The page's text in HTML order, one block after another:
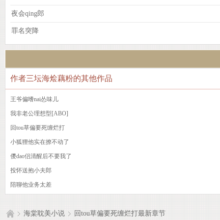
夜会qing郎
罪名突降
作者三坛海烩藕粉的其他作品
王爷偏嗜nai怂味儿
我非老公理想型[ABO]
回tou草偏要死缠烂打
小狐狸他实在撩不动了
儍dao侣清醒后不要我了
投怀送抱小夫郎
陪聊他业务太差
海棠耽美小说 回tou草偏要死缠烂打最新章节